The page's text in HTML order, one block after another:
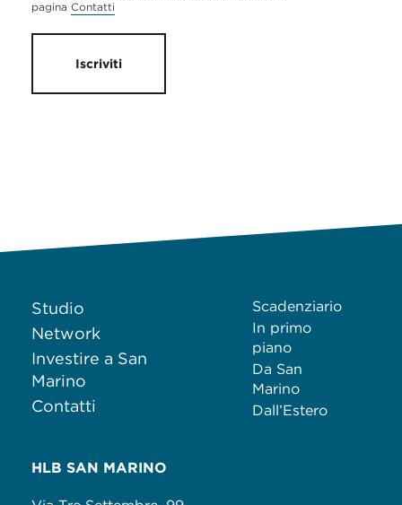
pagina Contatti
Iscriviti
Studio
Network
Investire a San
Marino
Contatti
Scadenziario
In primo
piano
Da San
Marino
Dall’Estero
HLB SAN MARINO